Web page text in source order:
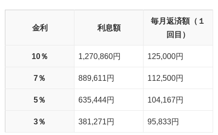
金利 利息額
毎月返済額（１
回目）
10％ 1,270,860円 125,000円
7％ 889,611円 112,500円
5％ 635,444円 104,167円
3％ 381,271円 95,833円